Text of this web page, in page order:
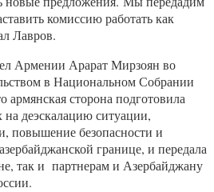
комиссию работать как
Лавров.
Армении Арарат Мирзоян во
в Национальном Собрании
армянская сторона подготовила
деэскалацию ситуации,
повышение безопасности и
границе, и передала
так и партнерам и Азербайджану